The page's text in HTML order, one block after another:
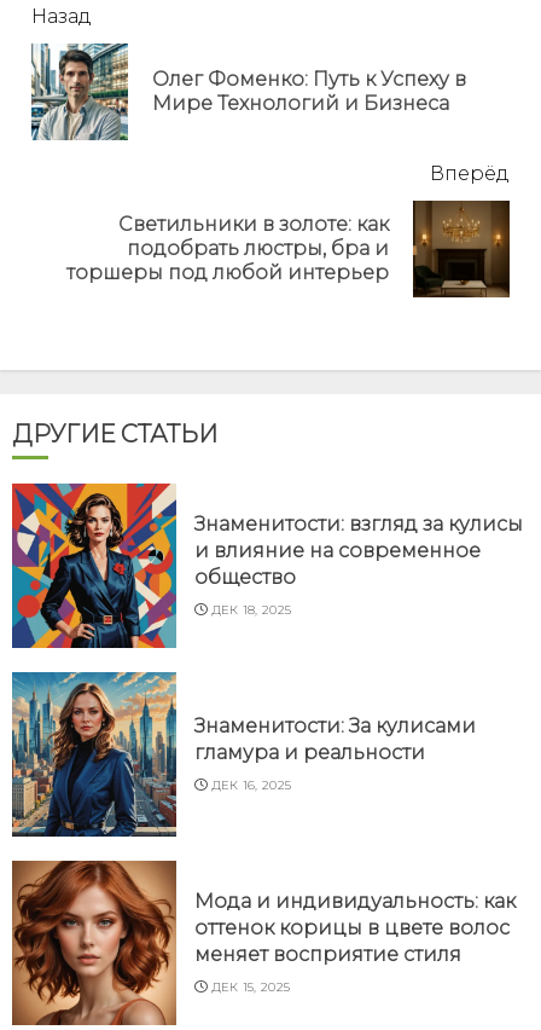
читать
еще
Назад
Олег Фоменко: Путь к Успеху в
Мире Технологий и Бизнеса
Вперёд
post:
Светильники в золоте: как
подобрать люстры, бра и
торшеры под любой интерьер
ДРУГИЕ СТАТЬИ
Знаменитости: взгляд за кулисы
и влияние на современное
общество
ДЕК 18, 2025
Знаменитости: За кулисами
гламура и реальности
ДЕК 16, 2025
Мода и индивидуальность: как
оттенок корицы в цвете волос
меняет восприятие стиля
ДЕК 15, 2025